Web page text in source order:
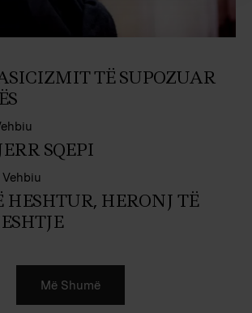
TË SUPOZUAR
SQEPI
HESHTUR, HERONJ TË
Më Shumë